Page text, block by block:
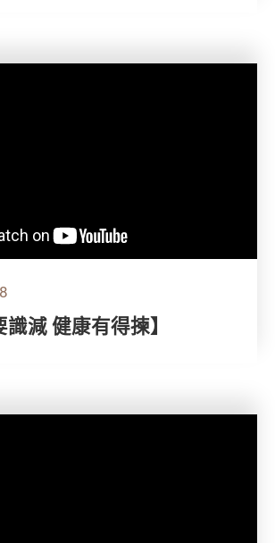
識減 健康有得揀】